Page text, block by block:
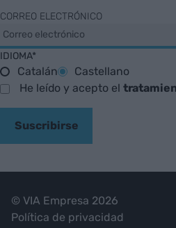
CORREO ELECTRÓNICO
IDIOMA*
Catalán
Castellano
He leído y acepto el
Suscribirse
© VIA Empresa 2026
Política de privacidad